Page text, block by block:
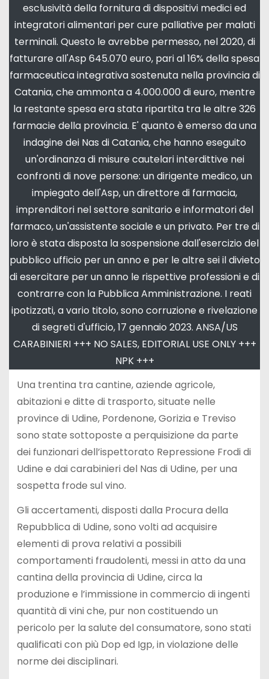
esclusività della fornitura di dispositivi medici ed
integratori alimentari per cure palliative per malati
terminali. Questo le avrebbe permesso, nel 2020, di
fatturare all'Asp 645.070 euro, pari al 16% della spesa
farmaceutica integrativa sostenuta nella provincia di
Catania, che ammonta a 4.000.000 di euro, mentre
la restante spesa era stata ripartita tra le altre 326
farmacie della provincia. E' quanto è emerso da una
indagine dei Nas di Catania, che hanno eseguito
un'ordinanza di misure cautelari interdittive nei
confronti di nove persone: un dirigente medico, un
impiegato dell'Asp, un direttore di farmacia,
imprenditori nel settore sanitario e informatori del
farmaco, un'assistente sociale e un privato. Per tre di
loro è stata disposta la sospensione dall'esercizio del
pubblico ufficio per un anno e per le altre sei il divieto
di esercitare per un anno le rispettive professioni e di
contrarre con la Pubblica Amministrazione. I reati
ipotizzati, a vario titolo, sono corruzione e rivelazione
di segreti d'ufficio, 17 gennaio 2023. ANSA/US
CARABINIERI +++ NO SALES, EDITORIAL USE ONLY +++
NPK +++
Una trentina tra cantine, aziende agricole,
abitazioni e ditte di trasporto, situate nelle
province di Udine, Pordenone, Gorizia e Treviso
sono state sottoposte a perquisizione da parte
dei funzionari dell’ispettorato Repressione Frodi di
Udine e dai carabinieri del Nas di Udine, per una
sospetta frode sul vino.
Gli accertamenti, disposti dalla Procura della
Repubblica di Udine, sono volti ad acquisire
elementi di prova relativi a possibili
comportamenti fraudolenti, messi in atto da una
cantina della provincia di Udine, circa la
produzione e l’immissione in commercio di ingenti
quantità di vini che, pur non costituendo un
pericolo per la salute del consumatore, sono stati
qualificati con più Dop ed Igp, in violazione delle
norme dei disciplinari.